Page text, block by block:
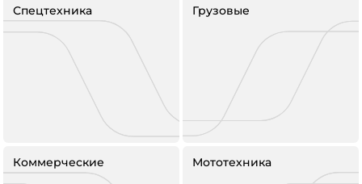
Спецтехника Грузовые
Коммерческие Мототехника